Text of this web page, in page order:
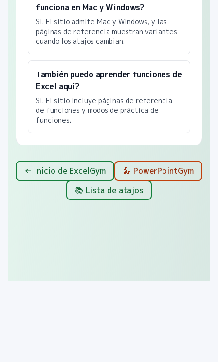
funciona en Mac y Windows?
Si. El sitio admite Mac y Windows, y las
páginas de referencia muestran variantes
cuando los atajos cambian.
También puedo aprender funciones de
Excel aquí?
Si. El sitio incluye páginas de referencia
de funciones y modos de práctica de
funciones.
← Inicio de ExcelGym
🎤 PowerPointGym
📚 Lista de atajos